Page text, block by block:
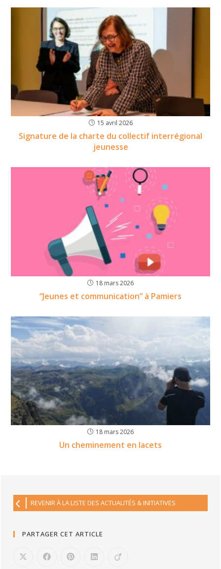
15 avril 2026
Signature de la charte du collectif interrégional
jeunesse
18 mars 2026
“Jeunes et communication” à Pamiers
18 mars 2026
Un cheminement en lacets
REVENIR À LA LISTE DES ACTUALITÉS & INITIATIVES
PARTAGER CET ARTICLE